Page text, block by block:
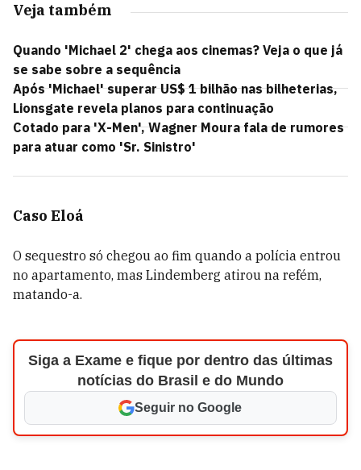
Veja também
Quando 'Michael 2' chega aos cinemas? Veja o que já
se sabe sobre a sequência
Após 'Michael' superar US$ 1 bilhão nas bilheterias,
Lionsgate revela planos para continuação
Cotado para 'X-Men', Wagner Moura fala de rumores
para atuar como 'Sr. Sinistro'
Caso Eloá
O sequestro só chegou ao fim quando a polícia entrou
no apartamento, mas Lindemberg atirou na refém,
matando-a.
Siga a Exame e fique por dentro das últimas
notícias do Brasil e do Mundo
Seguir no Google